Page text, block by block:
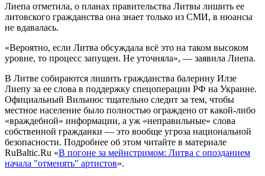
Лиепа отметила, о планах правительства Литвы лишить ее
литовского гражданства она знает только из СМИ, в нюансы
не вдавалась.
«Вероятно, если Литва обсуждала всë это на таком высоком
уровне, то процесс запущен. Не уточняла», — заявила Лиепа.
В Литве собираются лишить гражданства балерину Илзе
Лиепу за ее слова в поддержку спецоперации РФ на Украине.
Официальный Вильнюс тщательно следит за тем, чтобы
местное население было полностью ограждено от какой-либо
«враждебной» информации, а уж «неправильные» слова
собственной гражданки — это вообще угроза национальной
безопасности. Подробнее об этом читайте в материале
RuBaltic.Ru «В погоне за мейнстримом: Литва с опозданием
начала "отменять" артистов».